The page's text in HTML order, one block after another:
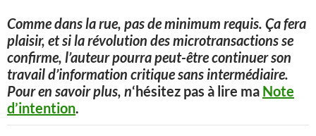
Comme dans la rue, pas de minimum requis. Ça fera
plaisir, et si la révolution des microtransactions se
confirme, l’auteur pourra peut-être continuer son
travail d’information critique sans intermédiaire.
Pour en savoir plus, n‘hésitez pas à lire ma Note
d’intention.